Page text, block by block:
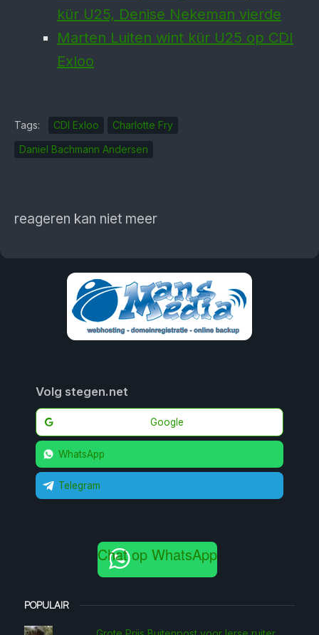
kür U25, Denise Nekeman vierde
Marten Luiten wint kür U25 op CDI
Exloo
Tags: CDI Exloo
Charlotte Fry
Daniel Bachmann Andersen
reageren kan niet meer
Volg stegen.net
Google
WhatsApp
Telegram
Chat op WhatsApp
POPULAIR